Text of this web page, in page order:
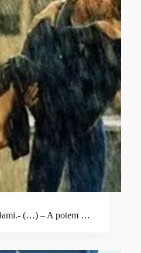
(…) – A potem …